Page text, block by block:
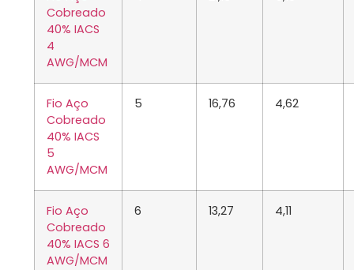
Cobreado
40% IACS
4
AWG/MCM
Fio Aço
Cobreado
40% IACS
5
AWG/MCM
5 16,76 4,62
Fio Aço
Cobreado
40% IACS 6
AWG/MCM
6 13,27 4,11